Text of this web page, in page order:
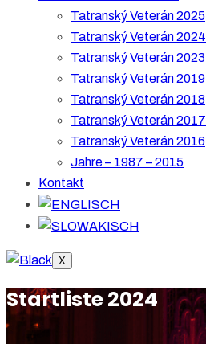
Tatranský Veterán 2025
Tatranský Veterán 2024
Tatranský Veterán 2023
Tatranský Veterán 2019
Tatranský Veterán 2018
Tatranský Veterán 2017
Tatranský Veterán 2016
Jahre – 1987 – 2015
Kontakt
X
Startliste 2024